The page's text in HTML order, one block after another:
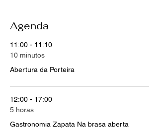
Agenda
11:00 - 11:10
10 minutos
Abertura da Porteira
12:00 - 17:00
5 horas
Gastronomia Zapata Na brasa aberta